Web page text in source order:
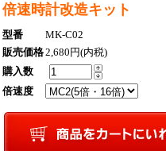
倍速時計改造キット
型番
MK-C02
販売価格2,680円(内税)
購入数
倍速度